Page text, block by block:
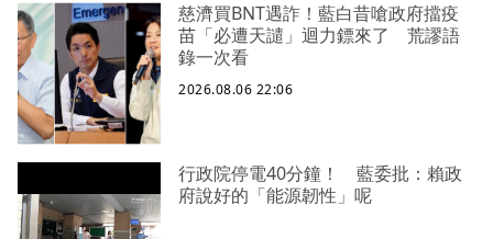
慈濟買BNT遇詐！藍白昔嗆政府擋疫
苗「必遭天譴」迴力鏢來了 荒謬語
錄一次看
2026.08.06 22:06
行政院停電40分鐘！ 藍委批：賴政
府說好的「能源韌性」呢